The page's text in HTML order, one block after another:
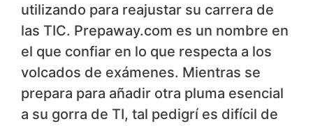
utilizando para reajustar su carrera de
las TIC. Prepaway.com es un nombre en
el que confiar en lo que respecta a los
volcados de exámenes. Mientras se
prepara para añadir otra pluma esencial
a su gorra de TI, tal pedigrí es difícil de